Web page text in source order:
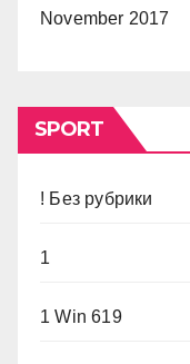
November 2017
SPORT
! Без рубрики
1
1 Win 619